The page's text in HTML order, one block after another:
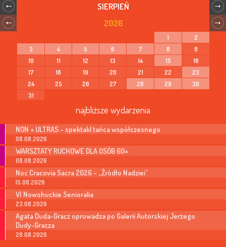
SIERPIEŃ
2026
1
2
3
4 5 6 7 8
9
10
11 12 13 14 15
16
17
18 19 20 21 22
23
24
25 26 27 28 29
30
31
najbliższe wydarzenia
NON + ULTRAS – spektakl tańca współczesnego
08.08.2026
WARSZTATY RUCHOWE DLA OSÓB 60+
08.08.2026
Noc Cracovia Sacra 2026 – „Źródło Nadziei”
15.08.2026
VI Nowohuckie Senioralia
23.08.2026
Agata Duda-Gracz oprowadza po Galerii Autorskiej Jerzego
Dudy-Gracza
28.08.2026